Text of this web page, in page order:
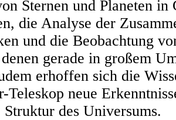
Sternen und Planeten in
die Analyse der
und die Beobachtung
gerade in großem
erhoffen sich die
Teleskop neue
des Universums.